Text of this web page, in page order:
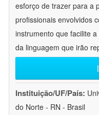
esforço de trazer para a
profissionais envolvidos
instrumento que facilite
da linguagem que irão
Instituição/UF/País:
do Norte - RN - Brasil